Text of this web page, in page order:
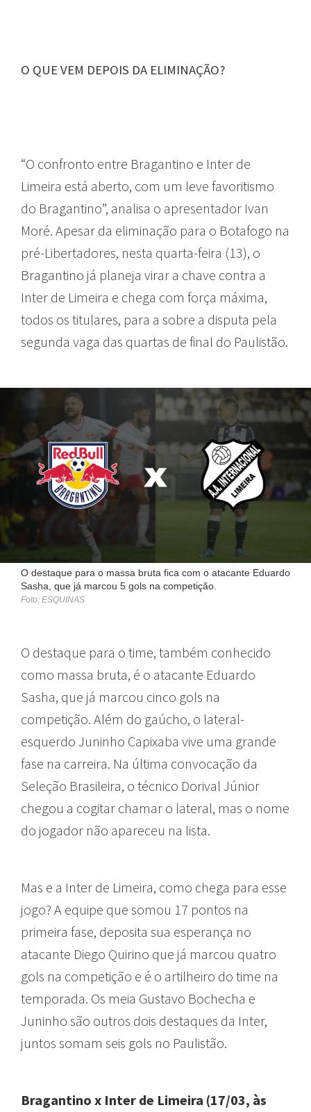
O QUE VEM DEPOIS DA ELIMINAÇÃO?
“O confronto entre Bragantino e Inter de
Limeira está aberto, com um leve favoritismo
do Bragantino”, analisa o apresentador Ivan
Moré. Apesar da eliminação para o Botafogo na
pré-Libertadores, nesta quarta-feira (13), o
Bragantino já planeja virar a chave contra a
Inter de Limeira e chega com força máxima,
todos os titulares, para a sobre a disputa pela
segunda vaga das quartas de final do Paulistão.
O destaque para o massa bruta fica com o atacante Eduardo
Sasha, que já marcou 5 gols na competição.
Foto: ESQUINAS
O destaque para o time, também conhecido
como massa bruta, é o atacante Eduardo
Sasha, que já marcou cinco gols na
competição. Além do gaúcho, o lateral-
esquerdo Juninho Capixaba vive uma grande
fase na carreira. Na última convocação da
Seleção Brasileira, o técnico Dorival Júnior
chegou a cogitar chamar o lateral, mas o nome
do jogador não apareceu na lista.
Mas e a Inter de Limeira, como chega para esse
jogo? A equipe que somou 17 pontos na
primeira fase, deposita sua esperança no
atacante Diego Quirino que já marcou quatro
gols na competição e é o artilheiro do time na
temporada. Os meia Gustavo Bochecha e
Juninho são outros dois destaques da Inter,
juntos somam seis gols no Paulistão.
Bragantino x Inter de Limeira (17/03, às